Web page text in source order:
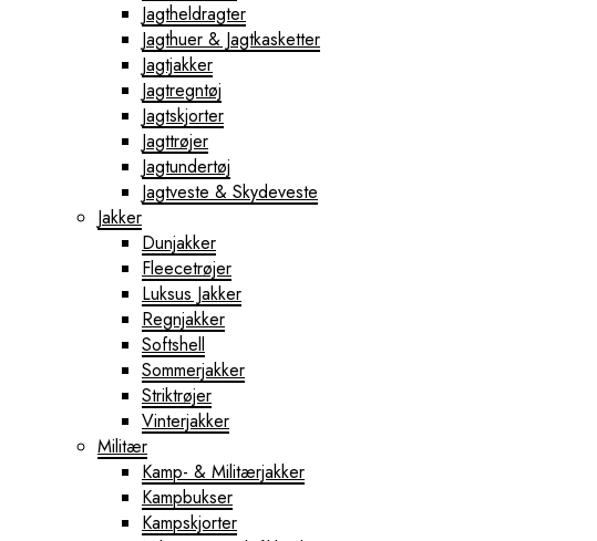
Jagtheldragter
Jagthuer & Jagtkasketter
Jagtjakker
Jagtregntøj
Jagtskjorter
Jagttrøjer
Jagtundertøj
Jagtveste & Skydeveste
Jakker
Dunjakker
Fleecetrøjer
Luksus Jakker
Regnjakker
Softshell
Sommerjakker
Striktrøjer
Vinterjakker
Militær
Kamp- & Militærjakker
Kampbukser
Kampskjorter